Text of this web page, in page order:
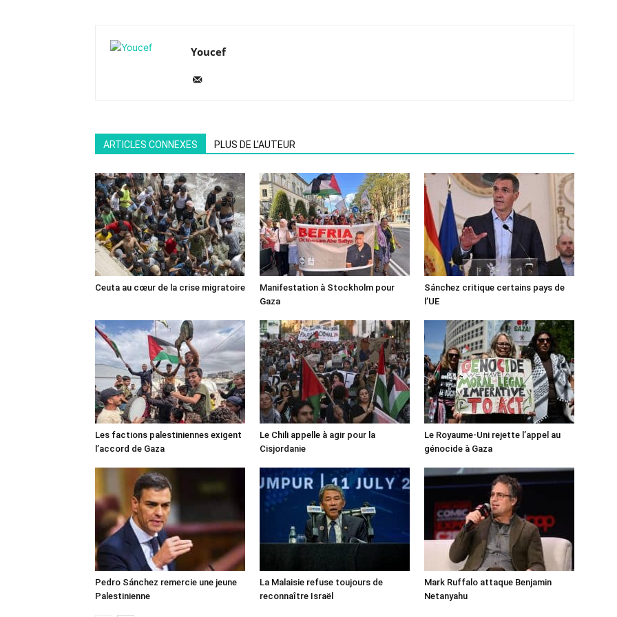
Youcef
ARTICLES CONNEXES PLUS DE L'AUTEUR
Ceuta au cœur de la crise migratoire
Manifestation à Stockholm pour
Gaza
Sánchez critique certains pays de
l’UE
Les factions palestiniennes exigent
l’accord de Gaza
Le Chili appelle à agir pour la
Cisjordanie
Le Royaume-Uni rejette l’appel au
génocide à Gaza
Pedro Sánchez remercie une jeune
Palestinienne
La Malaisie refuse toujours de
reconnaître Israël
Mark Ruffalo attaque Benjamin
Netanyahu